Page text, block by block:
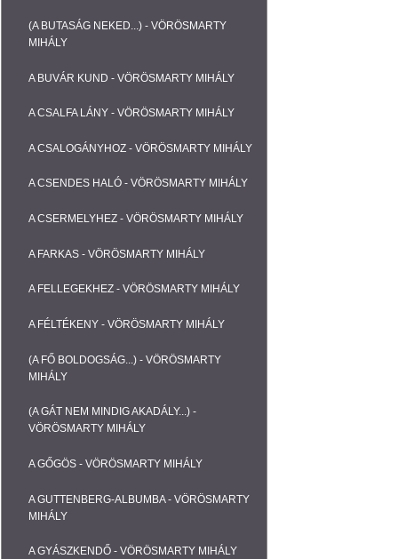
(A BUTASÁG NEKED...) - VÖRÖSMARTY
MIHÁLY
A BUVÁR KUND - VÖRÖSMARTY MIHÁLY
A CSALFA LÁNY - VÖRÖSMARTY MIHÁLY
A CSALOGÁNYHOZ - VÖRÖSMARTY MIHÁLY
A CSENDES HALÓ - VÖRÖSMARTY MIHÁLY
A CSERMELYHEZ - VÖRÖSMARTY MIHÁLY
A FARKAS - VÖRÖSMARTY MIHÁLY
A FELLEGEKHEZ - VÖRÖSMARTY MIHÁLY
A FÉLTÉKENY - VÖRÖSMARTY MIHÁLY
(A FŐ BOLDOGSÁG...) - VÖRÖSMARTY
MIHÁLY
(A GÁT NEM MINDIG AKADÁLY...) -
VÖRÖSMARTY MIHÁLY
A GŐGÖS - VÖRÖSMARTY MIHÁLY
A GUTTENBERG-ALBUMBA - VÖRÖSMARTY
MIHÁLY
A GYÁSZKENDŐ - VÖRÖSMARTY MIHÁLY